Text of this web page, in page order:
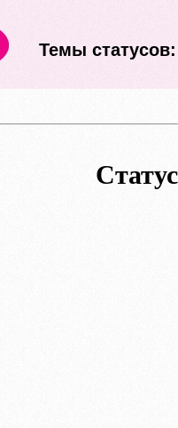
Темы статусов: